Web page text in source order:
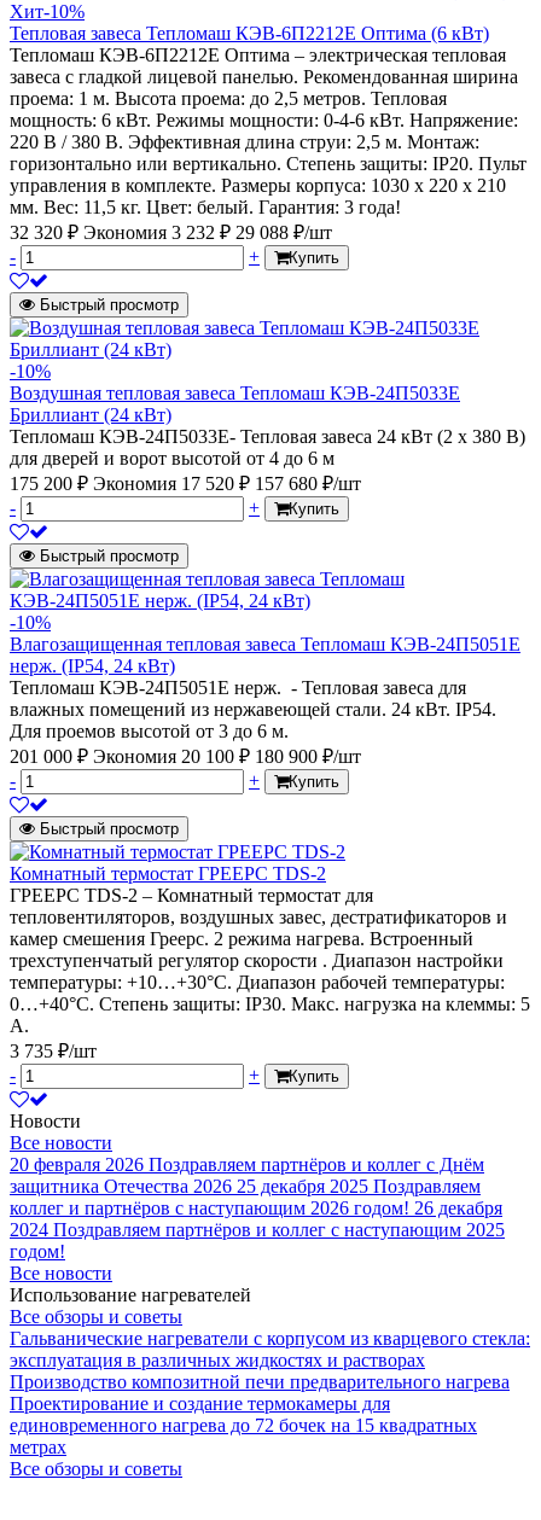
Хит-10%
Тепловая завеса Тепломаш КЭВ-6П2212Е Оптима (6 кВт)
Тепломаш КЭВ-6П2212Е Оптима – электрическая тепловая
завеса с гладкой лицевой панелью. Рекомендованная ширина
проема: 1 м. Высота проема: до 2,5 метров. Тепловая
мощность: 6 кВт. Режимы мощности: 0-4-6 кВт. Напряжение:
220 В / 380 В. Эффективная длина струи: 2,5 м. Монтаж:
горизонтально или вертикально. Степень защиты: IP20. Пульт
управления в комплекте. Размеры корпуса: 1030 х 220 х 210
мм. Вес: 11,5 кг. Цвет: белый. Гарантия: 3 года!
32 320 ₽ Экономия 3 232 ₽ 29 088 ₽/шт
-
+ Купить
Быстрый просмотр
-10%
Воздушная тепловая завеса Тепломаш КЭВ-24П5033Е
Бриллиант (24 кВт)
Тепломаш КЭВ-24П5033Е- Тепловая завеса 24 кВт (2 х 380 В)
для дверей и ворот высотой от 4 до 6 м
175 200 ₽ Экономия 17 520 ₽ 157 680 ₽/шт
-
+ Купить
Быстрый просмотр
-10%
Влагозащищенная тепловая завеса Тепломаш КЭВ-24П5051Е
нерж. (IP54, 24 кВт)
Тепломаш КЭВ-24П5051Е нерж. - Тепловая завеса для
влажных помещений из нержавеющей стали. 24 кВт. IP54.
Для проемов высотой от 3 до 6 м.
201 000 ₽ Экономия 20 100 ₽ 180 900 ₽/шт
-
+ Купить
Быстрый просмотр
Комнатный термостат ГРЕЕРС TDS-2
ГРЕЕРС TDS-2 – Комнатный термостат для
тепловентиляторов, воздушных завес, дестратификаторов и
камер смешения Греерс. 2 режима нагрева. Встроенный
трехступенчатый регулятор скорости . Диапазон настройки
температуры: +10…+30°C. Диапазон рабочей температуры:
0…+40°C. Степень защиты: IP30. Макс. нагрузка на клеммы: 5
А.
3 735 ₽/шт
-
+ Купить
Новости
Все новости
20 февраля 2026 Поздравляем партнёров и коллег с Днём
защитника Отечества 2026 25 декабря 2025 Поздравляем
коллег и партнёров с наступающим 2026 годом! 26 декабря
2024 Поздравляем партнёров и коллег с наступающим 2025
годом!
Все новости
Использование нагревателей
Все обзоры и советы
Гальванические нагреватели с корпусом из кварцевого стекла:
эксплуатация в различных жидкостях и растворах
Производство композитной печи предварительного нагрева
Проектирование и создание термокамеры для
единовременного нагрева до 72 бочек на 15 квадратных
метрах
Все обзоры и советы